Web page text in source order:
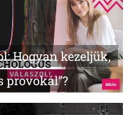
Hogyan kezeljük,
provokál”?